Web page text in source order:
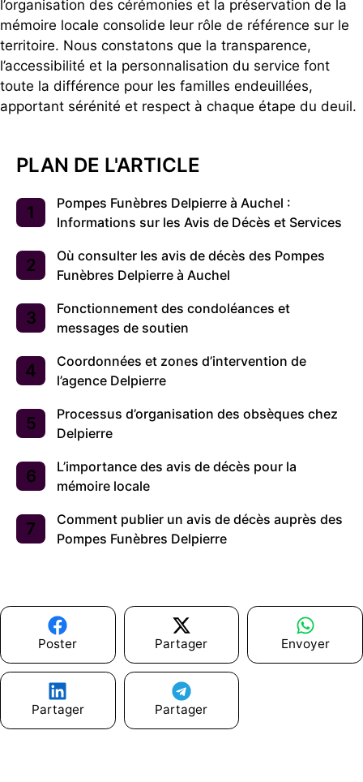
l’organisation des cérémonies et la préservation de la
mémoire locale consolide leur rôle de référence sur le
territoire. Nous constatons que la transparence,
l’accessibilité et la personnalisation du service font
toute la différence pour les familles endeuillées,
apportant sérénité et respect à chaque étape du deuil.
PLAN DE L'ARTICLE
Pompes Funèbres Delpierre à Auchel :
Informations sur les Avis de Décès et Services
Où consulter les avis de décès des Pompes
Funèbres Delpierre à Auchel
Fonctionnement des condoléances et
messages de soutien
Coordonnées et zones d’intervention de
l’agence Delpierre
Processus d’organisation des obsèques chez
Delpierre
L’importance des avis de décès pour la
mémoire locale
Comment publier un avis de décès auprès des
Pompes Funèbres Delpierre
Poster Partager Envoyer
Partager Partager